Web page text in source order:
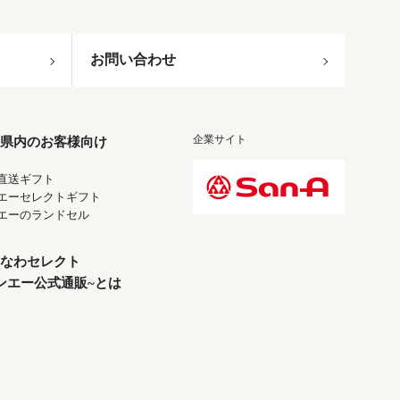
お問い合わせ
内のお客様向け
送ギフト
ーセレクトギフト
ーのランドセル
わセレクト
エー公式通販~とは
企業サイト